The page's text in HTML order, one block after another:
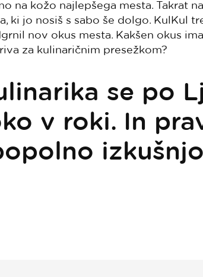
na kožo najlepšega mesta. Takrat
ki jo nosiš s sabo še dolgo. KulKul
nov okus mesta. Kakšen okus
za kulinaričnim presežkom?
se po
v roki. In